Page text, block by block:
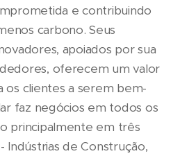
e contribuindo
carbono. Seus
apoiados por sua
oferecem um valor
os clientes a serem bem-
faz negócios em todos os
principalmente em três
Indústrias de Construção,